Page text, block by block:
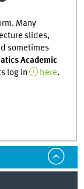
Many
slides,
sometimes
Academic
log in here.